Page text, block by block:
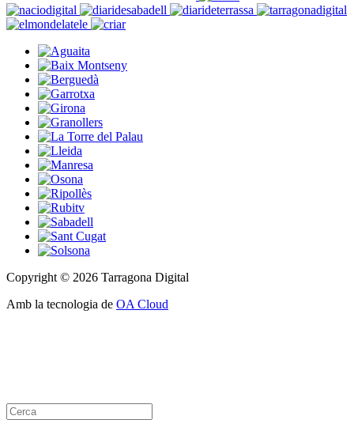
Copyright © 2026 Tarragona Digital
Amb la tecnologia de OA Cloud